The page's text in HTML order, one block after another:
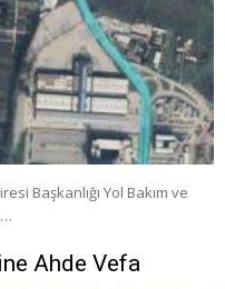
Başkanlığı Yol Bakım ve
Ahde Vefa